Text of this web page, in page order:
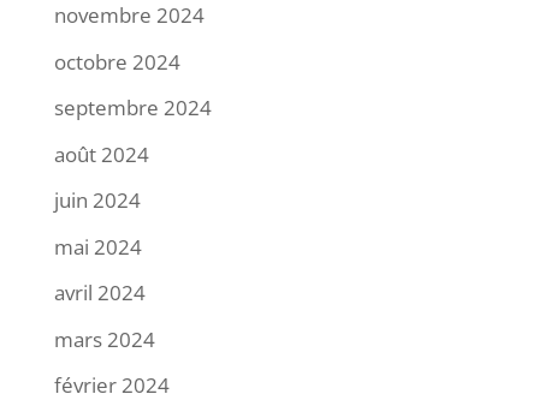
novembre 2024
octobre 2024
septembre 2024
août 2024
juin 2024
mai 2024
avril 2024
mars 2024
février 2024